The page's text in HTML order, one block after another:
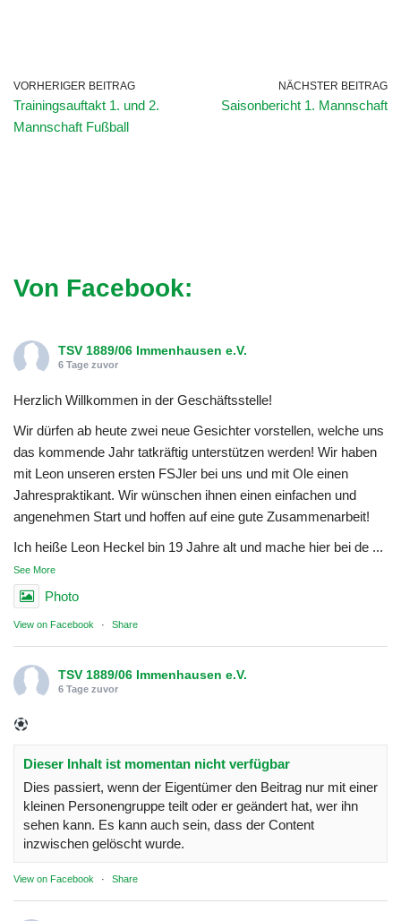
VORHERIGER BEITRAG
Trainingsauftakt 1. und 2.
Mannschaft Fußball
NÄCHSTER BEITRAG
Saisonbericht 1. Mannschaft
Von Facebook:
TSV 1889/06 Immenhausen e.V.
6 Tage zuvor
Herzlich Willkommen in der Geschäftsstelle!
Wir dürfen ab heute zwei neue Gesichter vorstellen, welche uns
das kommende Jahr tatkräftig unterstützen werden! Wir haben
mit Leon unseren ersten FSJler bei uns und mit Ole einen
Jahrespraktikant. Wir wünschen ihnen einen einfachen und
angenehmen Start und hoffen auf eine gute Zusammenarbeit!
Ich heiße Leon Heckel bin 19 Jahre alt und mache hier bei de ...
See More
Photo
View on Facebook · Share
TSV 1889/06 Immenhausen e.V.
6 Tage zuvor
Dieser Inhalt ist momentan nicht verfügbar
Dies passiert, wenn der Eigentümer den Beitrag nur mit einer
kleinen Personengruppe teilt oder er geändert hat, wer ihn
sehen kann. Es kann auch sein, dass der Content
inzwischen gelöscht wurde.
View on Facebook · Share